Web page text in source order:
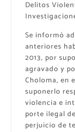
Delitos
Se informó
anteriores
2013, por
agravado y
Choloma, en
suponerlo
violencia e
porte ilegal
perjuicio de